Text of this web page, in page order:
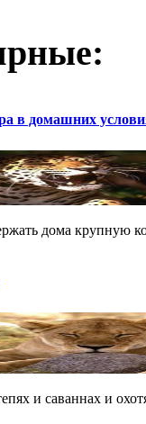
в домашних
дома крупную
и саваннах и